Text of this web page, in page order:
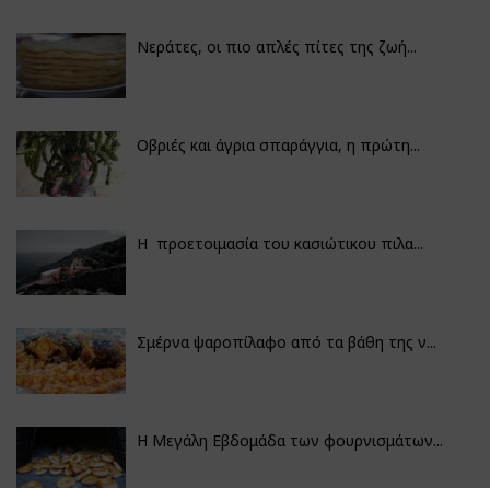
Νεράτες, οι πιο απλές πίτες της ζωή...
Οβριές και άγρια σπαράγγια, η πρώτη...
Η προετοιμασία του κασιώτικου πιλα...
Σμέρνα ψαροπίλαφο από τα βάθη της ν...
Η Μεγάλη Εβδομάδα των φουρνισμάτων...